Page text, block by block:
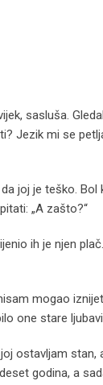
sasluša.
Jezik mi se
joj je teško.
„A zašto?“
ih je njen
mogao
one stare
ostavljam
godina, a